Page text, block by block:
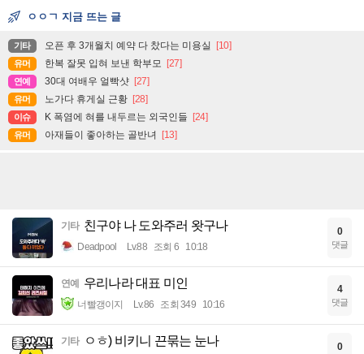
ㅇㅇㄱ 지금 뜨는 글
기타 오픈 후 3개월치 예약 다 찼다는 미용실 [10]
유머 한복 잘못 입혀 보낸 학부모 [27]
연예 30대 여배우 얼빡샷 [27]
유머 노가다 휴게실 근황 [28]
이슈 K 폭염에 혀를 내두르는 외국인들 [24]
유머 아재들이 좋아하는 골반녀 [13]
기타 친구야 나 도와주러 왓구나
Deadpool Lv.88 조회 6 10:18
0
댓글
연예 우리나라 대표 미인
너빨갱이지 Lv.86 조회 349 10:16
4
댓글
기타 ㅇㅎ) 비키니 끈묶는 눈나 0